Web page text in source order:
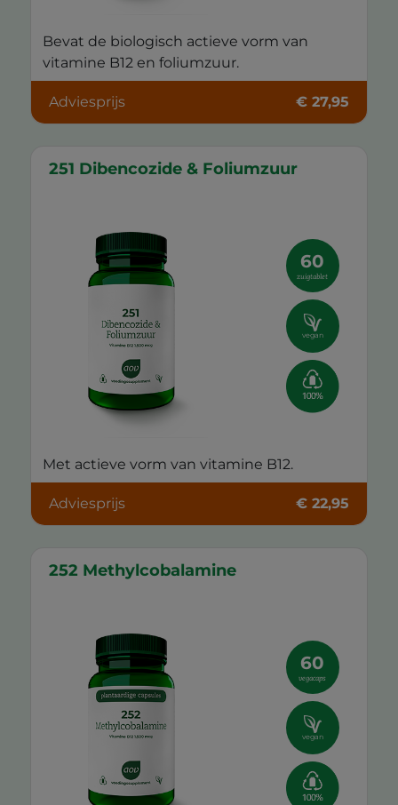
Bevat de biologisch actieve vorm van
vitamine B12 en foliumzuur.
Adviesprijs € 27,95
251 Dibencozide & Foliumzuur
60
zuigtablet
vegan
Met actieve vorm van vitamine B12.
Adviesprijs € 22,95
252 Methylcobalamine
60
vegacaps
vegan